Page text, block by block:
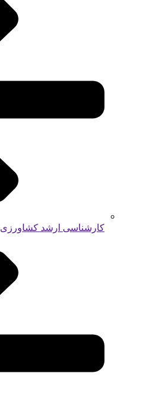
کارشناسی ارشد کشاورزی